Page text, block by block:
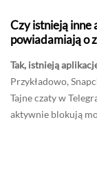
Czy istnieją inne
powiadamiają o
Tak, istnieją
Przykładowo,
Tajne czaty w
aktywnie blokują